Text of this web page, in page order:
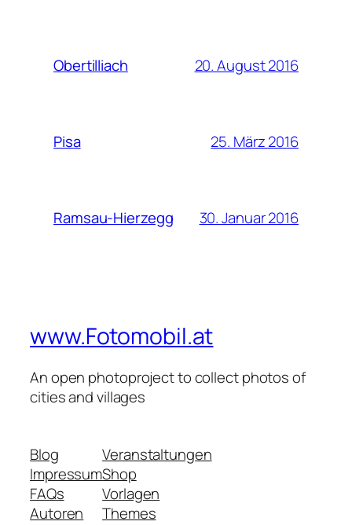
Obertilliach 20. August 2016
Pisa 25. März 2016
Ramsau-Hierzegg 30. Januar 2016
www.Fotomobil.at
An open photoproject to collect photos of
cities and villages
Blog
Impressum
FAQs
Autoren
Veranstaltungen
Shop
Vorlagen
Themes